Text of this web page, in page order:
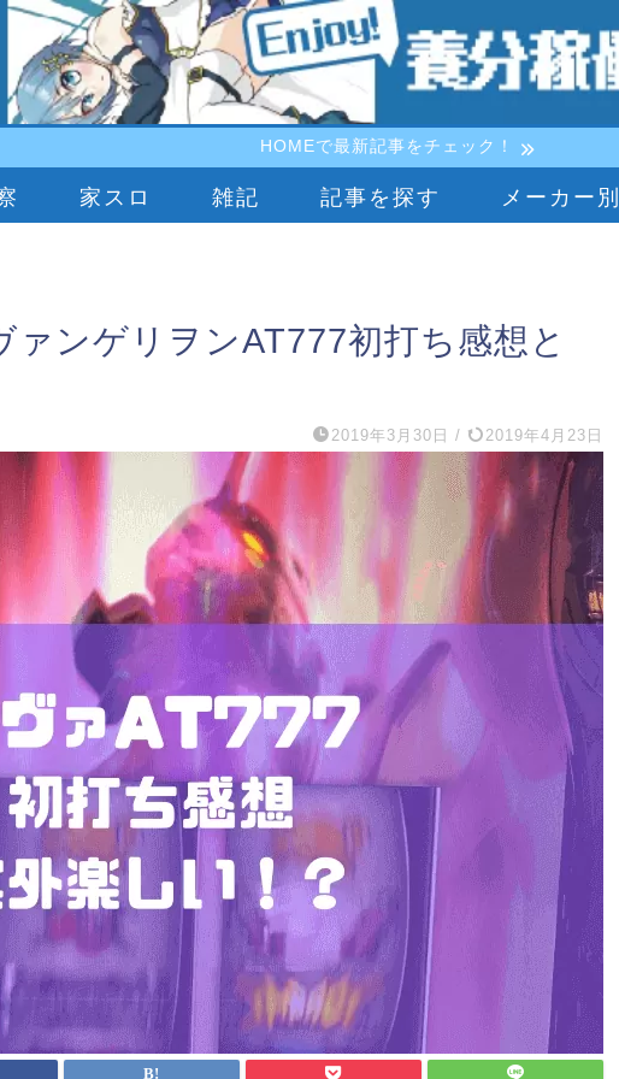
HOMEで最新記事をチェック！
家スロ 雑記 記事を探す メーカー別
ンゲリヲンAT777初打ち感想と
2019年3月30日 / 2019年4月23日